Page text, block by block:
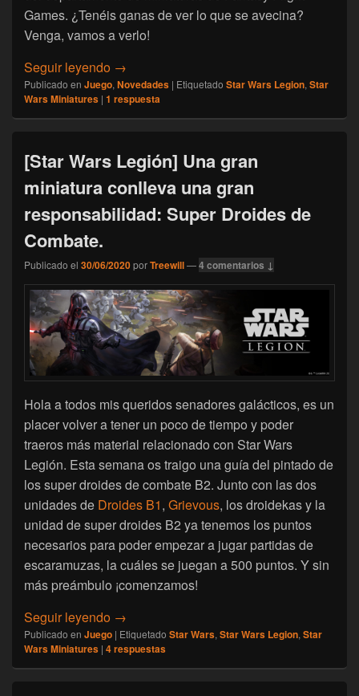
Games. ¿Tenéis ganas de ver lo que se avecina?
Venga, vamos a verlo!
Seguir leyendo [Star Wars Legión] Novedades para los
→
Publicado en Juego, Novedades | Etiquetado Star Wars Legion, Star
Wars Miniatures | 1 respuesta
[Star Wars Legión] Una gran
miniatura conlleva una gran
responsabilidad: Super Droides de
Combate.
Publicado el 30/06/2020porTreewill—4 comentarios ↓
Hola a todos mis queridos senadores galácticos, es un
placer volver a tener un poco de tiempo y poder
traeros más material relacionado con Star Wars
Legión. Esta semana os traigo una guía del pintado de
los super droides de combate B2. Junto con las dos
unidades de Droides B1, Grievous, los droidekas y la
unidad de super droides B2 ya tenemos los puntos
necesarios para poder empezar a jugar partidas de
escaramuzas, la cuáles se juegan a 500 puntos. Y sin
más preámbulo ¡comenzamos!
Seguir leyendo [Star Wars Legión] Una gran miniatura
→
Publicado en Juego | Etiquetado Star Wars, Star Wars Legion, Star
Wars Miniatures | 4respuestas